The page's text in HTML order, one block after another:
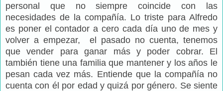
personal que no siempre coincide con las
necesidades de la compañía. Lo triste para Alfredo
es poner el contador a cero cada día uno de mes y
volver a empezar, el pasado no cuenta, tenemos
que vender para ganar más y poder cobrar. El
también tiene una familia que mantener y los años le
pesan cada vez más. Entiende que la compañía no
cuenta con él por edad y quizá por género. Se siente